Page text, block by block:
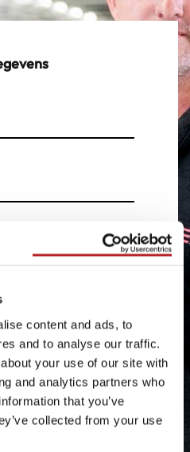
content and ads, to
and to analyse our traffic.
your use of our site with
and analytics partners who
that you’ve
collected from your use